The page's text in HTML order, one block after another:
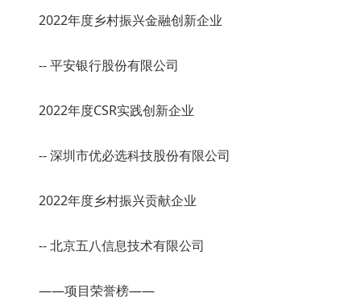
2022年度乡村振兴金融创新企业
-- 平安银行股份有限公司
2022年度CSR实践创新企业
-- 深圳市优必选科技股份有限公司
2022年度乡村振兴贡献企业
-- 北京五八信息技术有限公司
——项目荣誉榜——